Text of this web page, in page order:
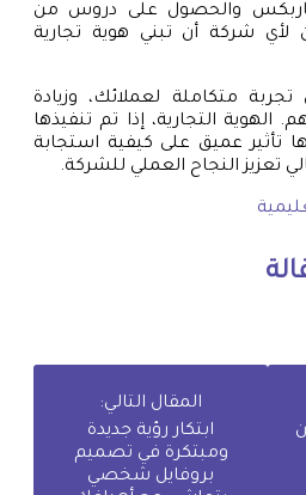
والحصول على دروس من
شركة أن تبني هوية تجارية
متكاملة لعملائك، وزيادة
الهوية التجارية، إذا تم تنفيذها
عميق على كيفية استجابة
تعزيز النجاح العملي للشركة.
المقال التالي:
ابتكار رؤية جديدة
ومبتكرة في تصميم
بروفايل شخصي